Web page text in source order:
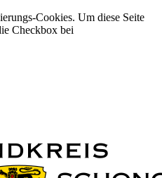
Cookies. Um diese Seite
Checkbox bei